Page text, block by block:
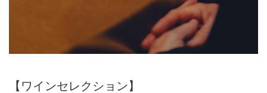
【ワインセレクション】